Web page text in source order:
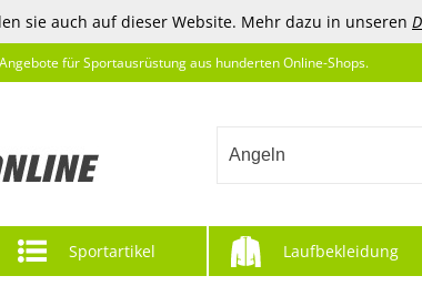
sie auch auf dieser Website. Mehr dazu in unseren
für Sportausrüstung aus hunderten Online-Shops.
Angeln
Sportartikel Laufbekleidung